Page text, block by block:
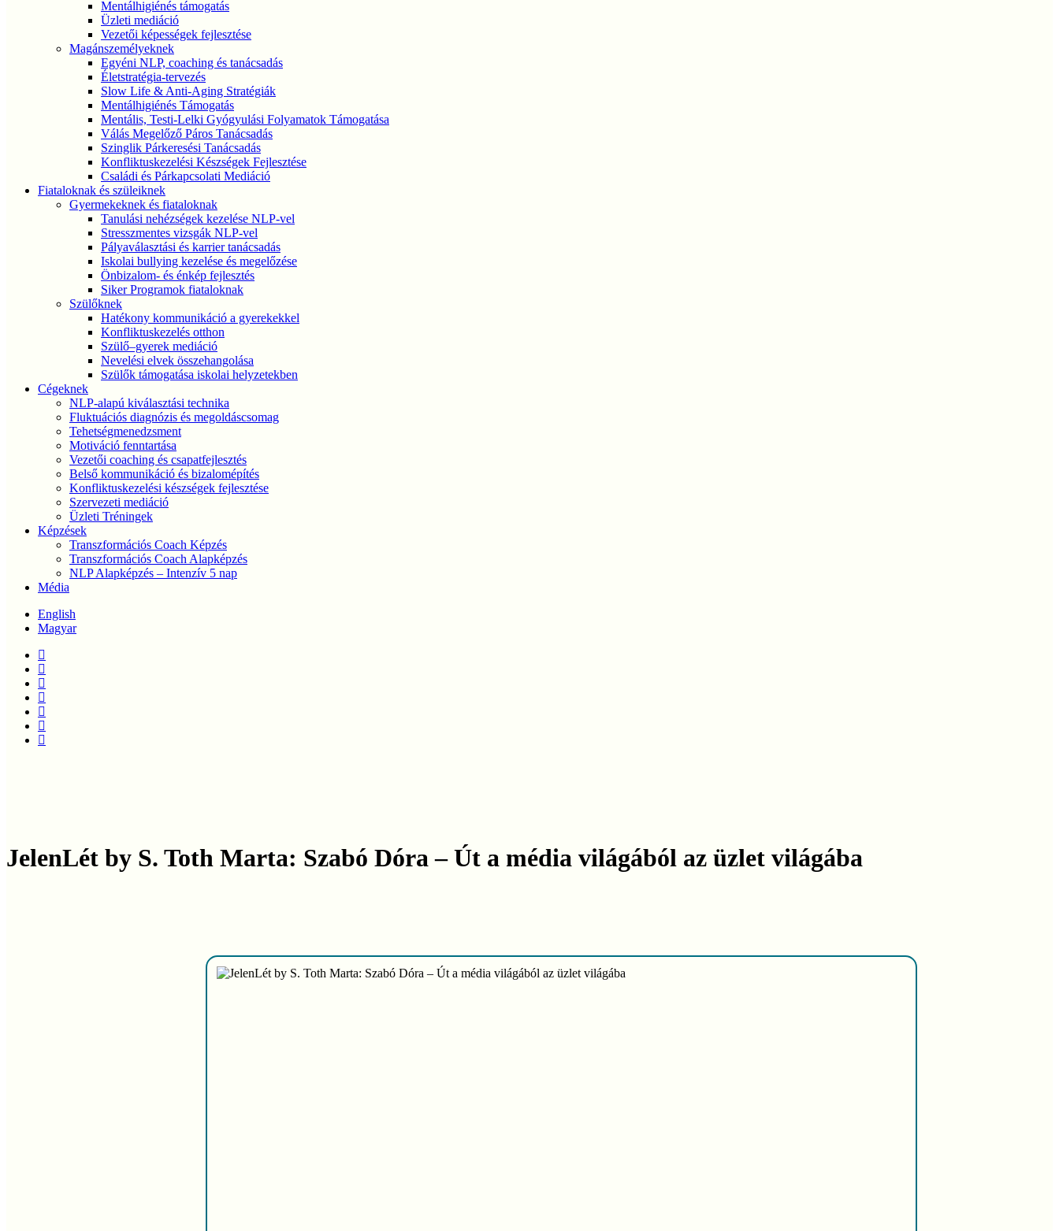
Mentálhigiénés támogatás
Üzleti mediáció
Vezetői képességek fejlesztése
Magánszemélyeknek
Egyéni NLP, coaching és tanácsadás
Életstratégia-tervezés
Slow Life & Anti-Aging Stratégiák
Mentálhigiénés Támogatás
Mentális, Testi-Lelki Gyógyulási Folyamatok Támogatása
Válás Megelőző Páros Tanácsadás
Szinglik Párkeresési Tanácsadás
Konfliktuskezelési Készségek Fejlesztése
Családi és Párkapcsolati Mediáció
Fiataloknak és szüleiknek
Gyermekeknek és fiataloknak
Tanulási nehézségek kezelése NLP-vel
Stresszmentes vizsgák NLP-vel
Pályaválasztási és karrier tanácsadás
Iskolai bullying kezelése és megelőzése
Önbizalom- és énkép fejlesztés
Siker Programok fiataloknak
Szülőknek
Hatékony kommunikáció a gyerekekkel
Konfliktuskezelés otthon
Szülő–gyerek mediáció
Nevelési elvek összehangolása
Szülők támogatása iskolai helyzetekben
Cégeknek
NLP-alapú kiválasztási technika
Fluktuációs diagnózis és megoldáscsomag
Tehetségmenedzsment
Motiváció fenntartása
Vezetői coaching és csapatfejlesztés
Belső kommunikáció és bizalomépítés
Konfliktuskezelési készségek fejlesztése
Szervezeti mediáció
Üzleti Tréningek
Képzések
Transzformációs Coach Képzés
Transzformációs Coach Alapképzés
NLP Alapképzés – Intenzív 5 nap
Média
English
Magyar
twitter
facebook
linkedin
youtube
instagram
phone
email
JelenLét by S. Toth Marta: Szabó Dóra – Út a média világából az üzlet világába
Play
Play